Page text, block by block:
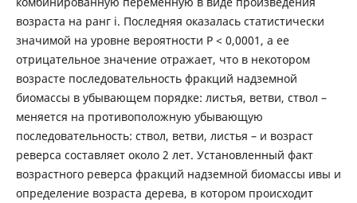
возраста на ранг i. Последняя оказалась статистически
значимой на уровне вероятности P < 0,0001, а ее
отрицательное значение отражает, что в некотором
возрасте последовательность фракций надземной
биомассы в убывающем порядке: листья, ветви, ствол –
меняется на противоположную убывающую
последовательность: ствол, ветви, листья – и возраст
реверса составляет около 2 лет. Установленный факт
возрастного реверса фракций надземной биомассы ивы и
определение возраста дерева, в котором происходит